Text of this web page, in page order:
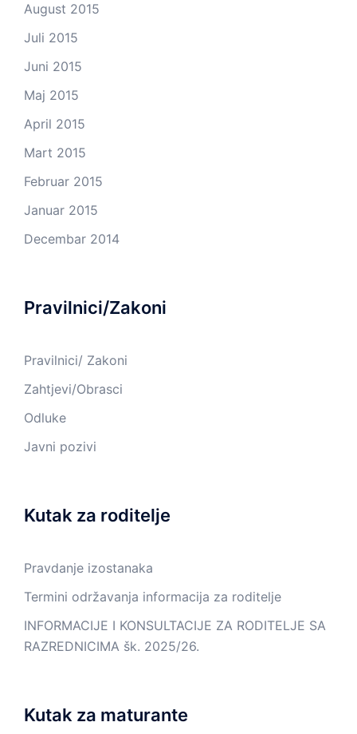
August 2015
Juli 2015
Juni 2015
Maj 2015
April 2015
Mart 2015
Februar 2015
Januar 2015
Decembar 2014
Pravilnici/Zakoni
Pravilnici/ Zakoni
Zahtjevi/Obrasci
Odluke
Javni pozivi
Kutak za roditelje
Pravdanje izostanaka
Termini održavanja informacija za roditelje
INFORMACIJE I KONSULTACIJE ZA RODITELJE SA
RAZREDNICIMA šk. 2025/26.
Kutak za maturante